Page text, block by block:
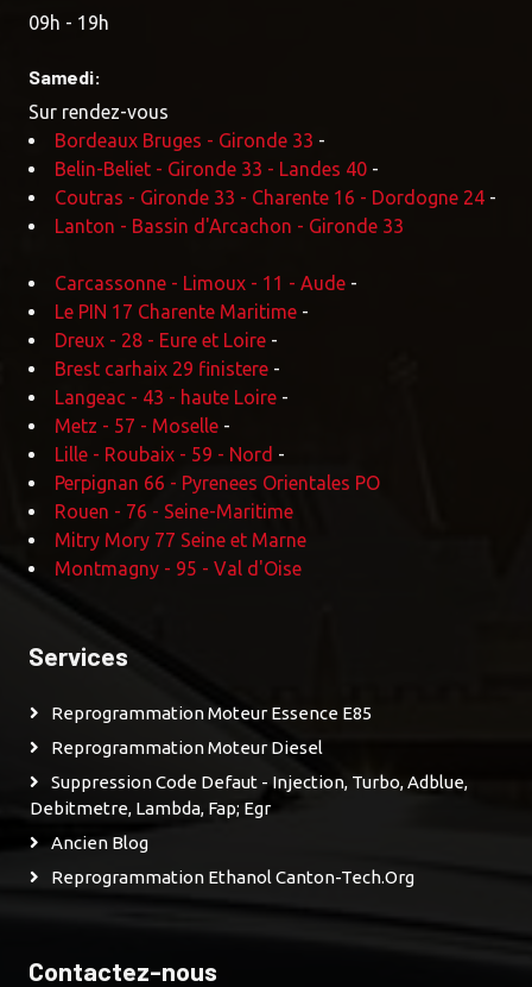
09h - 19h
Samedi:
Sur rendez-vous
Bordeaux Bruges - Gironde 33 -
Belin-Beliet - Gironde 33 - Landes 40 -
Coutras - Gironde 33 - Charente 16 - Dordogne 24 -
Lanton - Bassin d'Arcachon - Gironde 33
Carcassonne - Limoux - 11 - Aude -
Le PIN 17 Charente Maritime -
Dreux - 28 - Eure et Loire -
Brest carhaix 29 finistere -
Langeac - 43 - haute Loire -
Metz - 57 - Moselle -
Lille - Roubaix - 59 - Nord -
Perpignan 66 - Pyrenees Orientales PO
Rouen - 76 - Seine-Maritime
Mitry Mory 77 Seine et Marne
Montmagny - 95 - Val d'Oise
Services
Reprogrammation Moteur Essence E85
Reprogrammation Moteur Diesel
Suppression Code Defaut - Injection, Turbo, Adblue,
Debitmetre, Lambda, Fap; Egr
Ancien Blog
Reprogrammation Ethanol Canton-Tech.org
Contactez-nous